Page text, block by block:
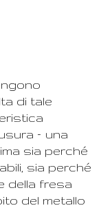
di tale
– una
sia perché
sia perché
della fresa
del metallo